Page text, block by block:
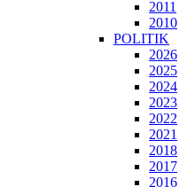
2011
2010
POLITIK
2026
2025
2024
2023
2022
2021
2018
2017
2016